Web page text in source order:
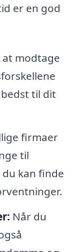
er en god
at modtage
til dit
firmaer
til
kan finde
Når du